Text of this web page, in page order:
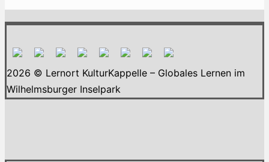
2026 © Lernort KulturKappelle – Globales Lernen im
Wilhelmsburger Inselpark